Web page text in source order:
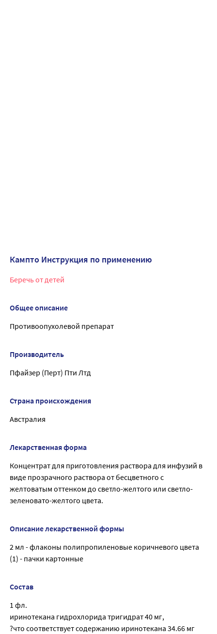
Кампто Инструкция по применению
Беречь от детей
Общее описание
Противоопухолевой препарат
Производитель
Пфайзер (Перт) Пти Лтд
Страна происхождения
Австралия
Лекарственная форма
Концентрат для приготовления раствора для инфузий в
виде прозрачного раствора от бесцветного с
желтоватым оттенком до светло-желтого или светло-
зеленовато-желтого цвета.
Описание лекарственной формы
2 мл - флаконы полипропиленовые коричневого цвета
(1) - пачки картонные
Состав
1 фл.
иринотекана гидрохлорида тригидрат 40 мг,
?что соответствует содержанию иринотекана 34.66 мг